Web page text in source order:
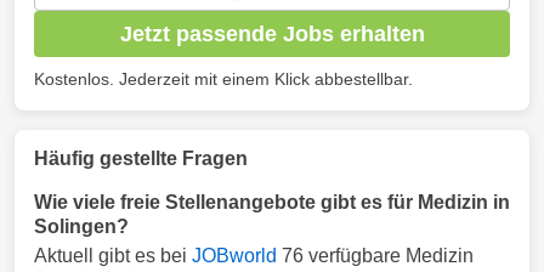
Jetzt passende Jobs erhalten
Kostenlos. Jederzeit mit einem Klick abbestellbar.
Häufig gestellte Fragen
Wie viele freie Stellenangebote gibt es für Medizin in
Solingen?
Aktuell gibt es bei JOBworld 76 verfügbare Medizin